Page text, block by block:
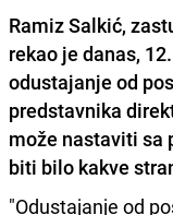
Ramiz Salkić,
rekao je danas,
odustajanje od
predstavnika
može nastaviti sa
biti bilo kakve
"Odustajanje od